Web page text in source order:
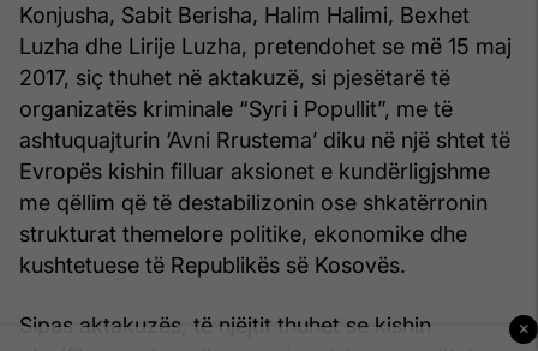
Konjusha, Sabit Berisha, Halim Halimi, Bexhet
Luzha dhe Lirije Luzha, pretendohet se më 15 maj
2017, siç thuhet në aktakuzë, si pjesëtarë të
organizatës kriminale “Syri i Popullit”, me të
ashtuquajturin ‘Avni Rrustema’ diku në një shtet të
Evropës kishin filluar aksionet e kundërligjshme
me qëllim që të destabilizonin ose shkatërronin
strukturat themelore politike, ekonomike dhe
kushtetuese të Republikës së Kosovës.
Sipas aktakuzës, të njëjtit thuhet se kishin
×